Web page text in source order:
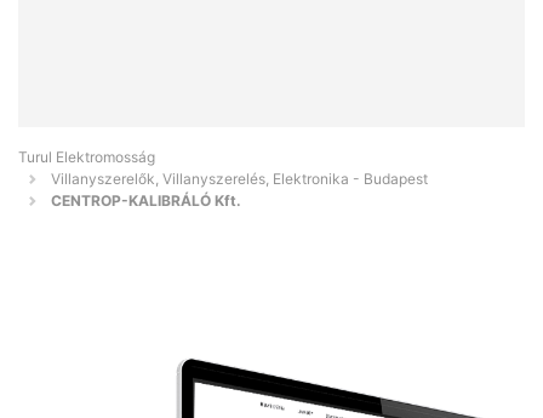
Turul Elektromosság
Villanyszerelők, Villanyszerelés, Elektronika - Budapest
CENTROP-KALIBRÁLÓ Kft.